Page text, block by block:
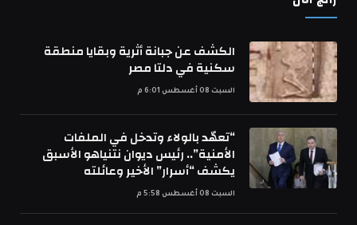
الكشف عن جبانة أثرية وبقايا منطقة
سكنية في دلتا مصر
السبت 08 أغسطس 6:01 م
“تعهّد بالولاء وتدخل في الملفات
الأمنية”.. رئيس ديوان نتنياهو الأسبق
يكشف “أسرار” الأخير وعائلته
السبت 08 أغسطس 5:58 م